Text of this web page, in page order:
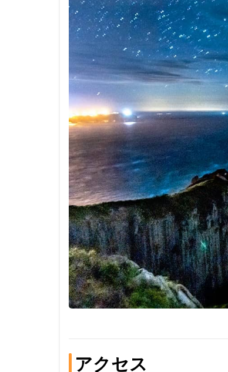
アクセス